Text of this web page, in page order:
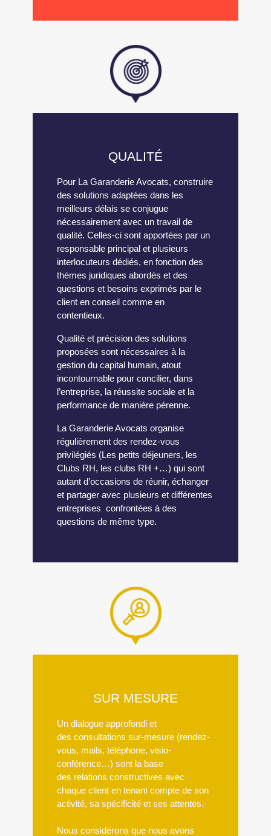
QUALITÉ
Pour La Garanderie Avocats, construire
des solutions adaptées dans les
meilleurs délais se conjugue
nécessairement avec un travail de
qualité. Celles-ci sont apportées par un
responsable principal et plusieurs
interlocuteurs dédiés, en fonction des
thèmes juridiques abordés et des
questions et besoins exprimés par le
client en conseil comme en
contentieux.
Qualité et précision des solutions
proposées sont nécessaires à la
gestion du capital humain, atout
incontournable pour concilier, dans
l’entreprise, la réussite sociale et la
performance de manière pérenne.
La Garanderie Avocats organise
régulièrement des rendez-vous
privilégiés (Les petits déjeuners, les
Clubs RH, les clubs RH +…) qui sont
autant d’occasions de réunir, échanger
et partager avec plusieurs et différentes
entreprises confrontées à des
questions de même type.
SUR MESURE
Un dialogue approfondi et
des consultations sur-mesure (rendez-
vous, mails, téléphone, visio-
conférence…) sont la base
des relations constructives avec
chaque client en tenant compte de son
activité, sa spécificité et ses attentes.
Nous considérons que nous avons